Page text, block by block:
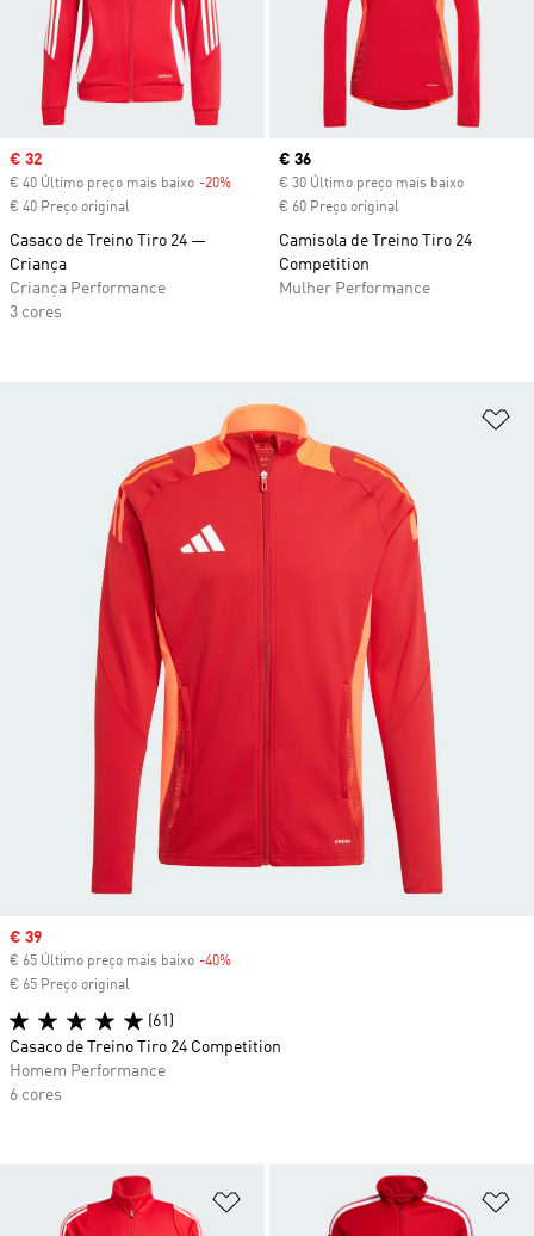
Sale price
€ 32
€ 40 Último preço mais baixo -20% Discount
€ 40 Preço original
Casaco de Treino Tiro 24 ―
Criança
Criança Performance
3 cores
Current price
€ 36
€ 30 Último preço mais baixo
€ 60 Preço original
Camisola de Treino Tiro 24
Competition
Mulher Performance
Adicionar à Lista de Desejos
Sale price
€ 39
€ 65 Último preço mais baixo -40%
€ 65 Preço original
(61)
Casaco de Treino Tiro 24 Competition
Homem Performance
6 cores